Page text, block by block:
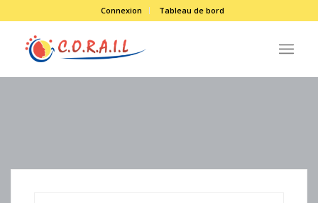
Connexion Tableau de bord